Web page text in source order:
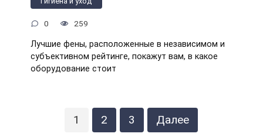
0 259
Лучшие фены, расположенные в независимом и
субъективном рейтинге, покажут вам, в какое
оборудование стоит
1 2 3 Далее